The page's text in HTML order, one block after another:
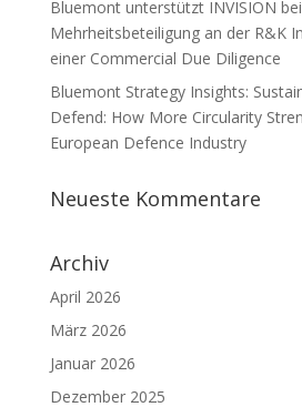
Bluemont unterstützt INVISION
Mehrheitsbeteiligung an der R&K
einer Commercial Due Diligence
Bluemont Strategy Insights:
Defend: How More Circularity
European Defence Industry
Neueste Kommentare
Archiv
April 2026
März 2026
Januar 2026
Dezember 2025